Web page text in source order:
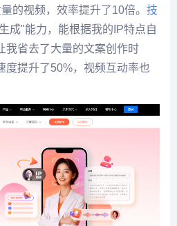
的视频，效率提升了10倍。 技
成"能力，能根据我的IP特点自
我省去了大量的文案创作时
度提升了50%，视频互动率也